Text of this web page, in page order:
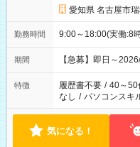
愛知県 名古屋市
勤務時間 9:00～18:00(実働:8
期間 【急募】即日～
特徴 履歴書不要 / 40～50
なし / パソコンスキ
気になる！